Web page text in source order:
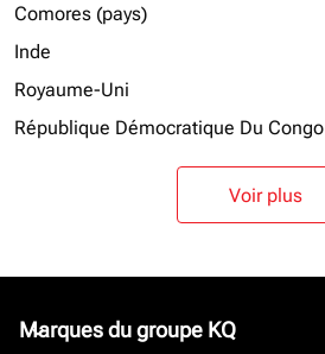
Comores (pays)
Inde
Royaume-Uni
République Démocratique Du Congo
Voir plus
Marques du groupe KQ
keyboard_arrow_down